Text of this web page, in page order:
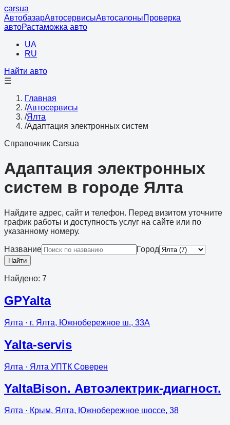
carsua
АвтобазарАвтосервисыАвтосалоныПроверка
автоРастаможка авто
UA
RU
Найти авто
☰
Главная
/Автосервисы
/Ялта
/Адаптация электронных систем
Справочник Carsua
Адаптация электронных
систем в городе Ялта
Найдите адрес, сайт и телефон. Перед визитом уточните
график работы и доступность услуг на сайте или по
указанному номеру.
Название Город
Найти
Найдено: 7
GPYalta
Ялта · г. Ялта, Южнобережное ш., 33А
Yalta-servis
Ялта · Ялта УПТК Соверен
YaltaBison. Автоэлектрик-диагност.
Ялта · Крым, Ялта, Южнобережное шоссе, 38